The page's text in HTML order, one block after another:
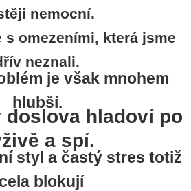
nemocní.
s omezeními, která jsme
neznali.
je však mnohem
hlubší.
doslova hladoví po
a spí.
styl a častý stres totiž
blokují